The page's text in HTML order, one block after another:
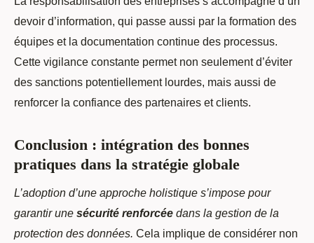
devoir d’information, qui passe aussi par la formation des
équipes et la documentation continue des processus.
Cette vigilance constante permet non seulement d’éviter
des sanctions potentiellement lourdes, mais aussi de
renforcer la confiance des partenaires et clients.
Conclusion : intégration des bonnes
pratiques dans la stratégie globale
L’adoption d’une approche holistique s’impose pour
garantir une sécurité renforcée dans la gestion de la
protection des données. Cela implique de considérer non